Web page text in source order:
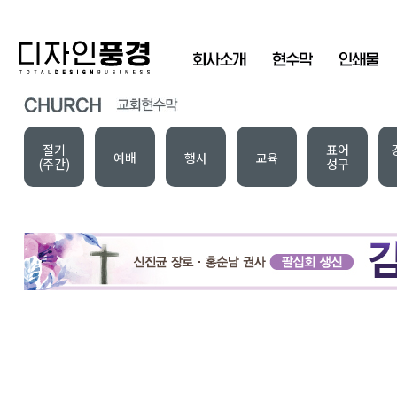
절기
(주간)
예배 행사 교육
표어
성구